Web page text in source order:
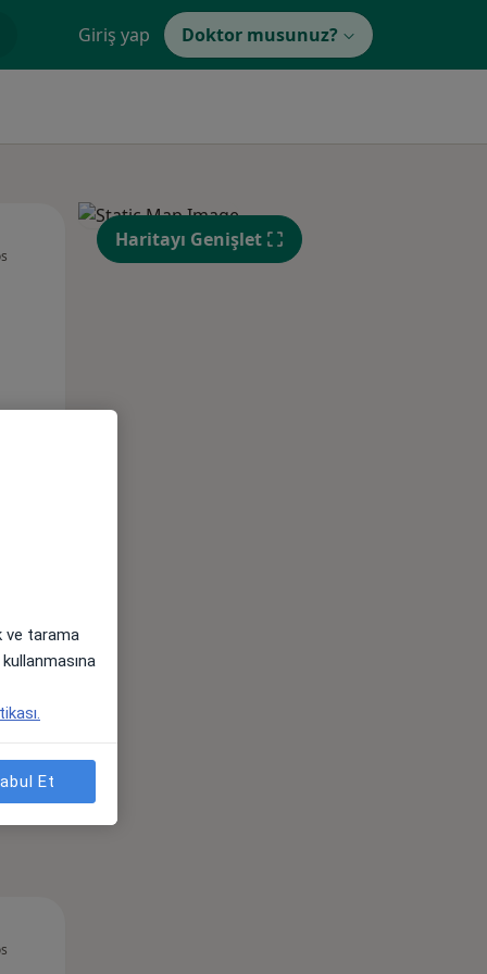
Giriş yap Doktor musunuz?
12 Ağustos
Per,
13 Ağustos
Cum,
14 Ağustos
Haritayı Genişlet
ve tarama
Et